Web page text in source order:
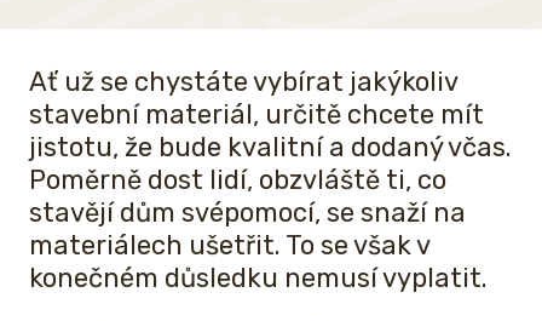
Ať už se chystáte vybírat jakýkoliv
stavební materiál, určitě chcete mít
jistotu, že bude kvalitní a dodaný včas.
Poměrně dost lidí, obzvláště ti, co
stavějí dům svépomocí, se snaží na
materiálech ušetřit. To se však v
konečném důsledku nemusí vyplatit.